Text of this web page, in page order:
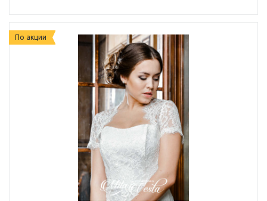
По акции